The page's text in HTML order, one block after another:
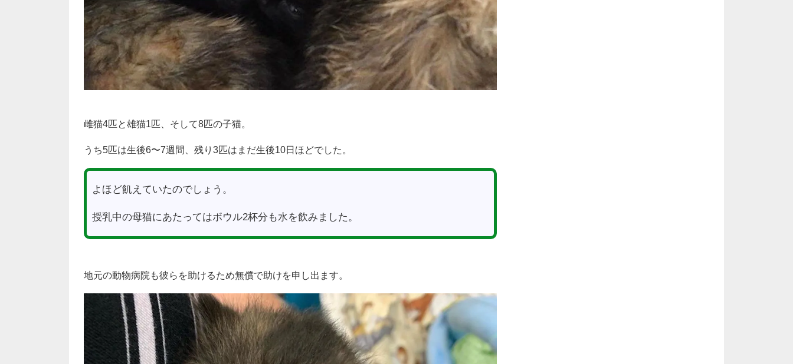
雌猫4匹と雄猫1匹、そして8匹の子猫。
うち5匹は生後6〜7週間、残り3匹はまだ生後10日ほどでした。
よほど飢えていたのでしょう。
授乳中の母猫にあたってはボウル2杯分も水を飲みました。
地元の動物病院も彼らを助けるため無償で助けを申し出ます。